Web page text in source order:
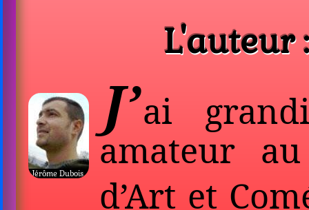
L'auteur :
J’ai
amateur
d’Art et